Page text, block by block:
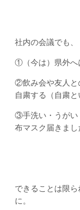
社内の会議でも、
①（今は）県外へ
②飲み会や友人と
自粛する（自粛
③手洗い・うがい
布マスク届きまし
できることは限
に。